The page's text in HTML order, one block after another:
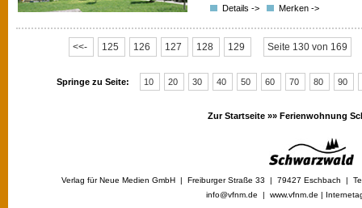
Details ->
Merken ->
<<- 125 126 127 128 129 Seite 130 von 169
Springe zu Seite: 10 20 30 40 50 60 70 80 90
Zur Startseite »» Ferienwohnung
Verlag für Neue Medien GmbH | Freiburger Straße 33 | 79427 Eschbach |
info@vfnm.de | www.vfnm.de |